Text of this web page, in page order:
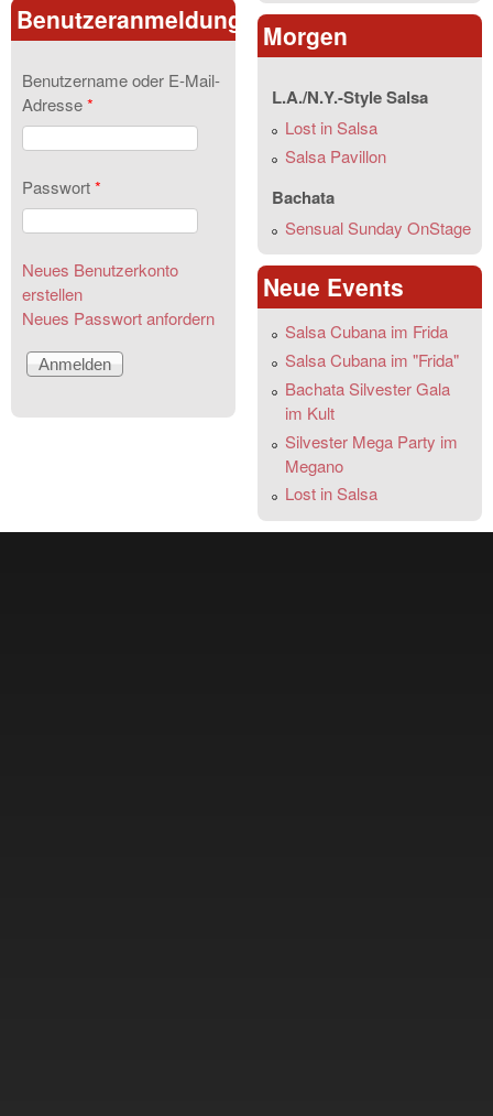
Benutzeranmeldung
Benutzername oder E-Mail-
Adresse*
Passwort*
Neues Benutzerkonto
erstellen
Neues Passwort anfordern
Morgen
L.A./N.Y.-Style Salsa
Lost in Salsa
Salsa Pavillon
Bachata
Sensual Sunday OnStage
Neue Events
Salsa Cubana im Frida
Salsa Cubana im "Frida"
Bachata Silvester Gala
im Kult
Silvester Mega Party im
Megano
Lost in Salsa